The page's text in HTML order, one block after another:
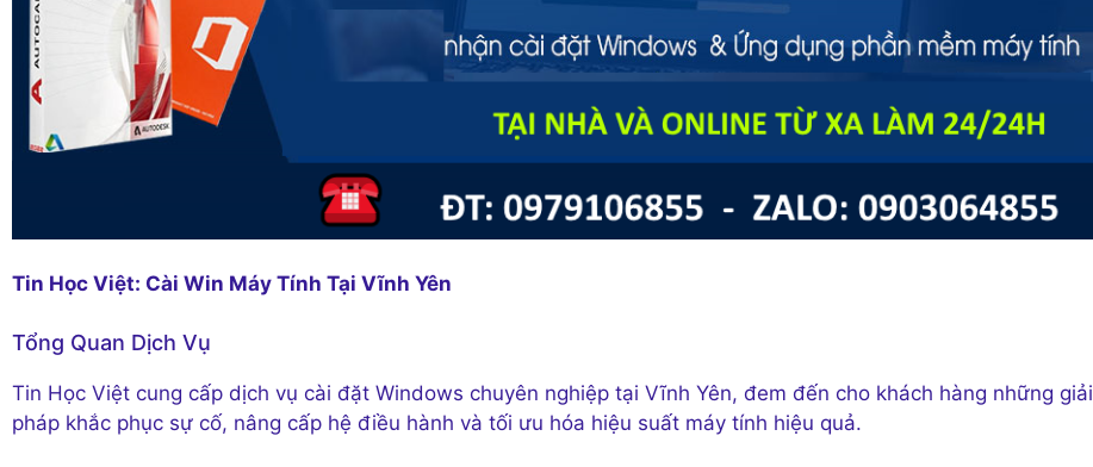
Tin Học Việt: Cài Win Máy Tính Tại Vĩnh Yên
Tổng Quan Dịch Vụ
Tin Học Việt cung cấp dịch vụ cài đặt Windows chuyên nghiệp tại Vĩnh Yên, đem đến cho khách hàng những giải
pháp khắc phục sự cố, nâng cấp hệ điều hành và tối ưu hóa hiệu suất máy tính hiệu quả.